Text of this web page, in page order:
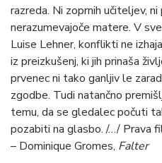
razreda. Ni zoprnih učiteljev,
nerazumevajoče matere. V
Luise Lehner, konflikti ne
iz preizkušenj, ki jih prinaša
prvenec ni tako ganljiv le
zgodbe. Tudi natančno
temu, da se gledalec počuti
pozabiti na glasbo. /…/ Prava
– Dominique Gromes, Falter